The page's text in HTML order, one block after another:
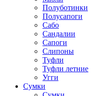
Полуботинки
Полусапоги
Сабо
Сандалии
Сапоги
Слипоны
Туфли
Туфли летние
Угги
Сумки